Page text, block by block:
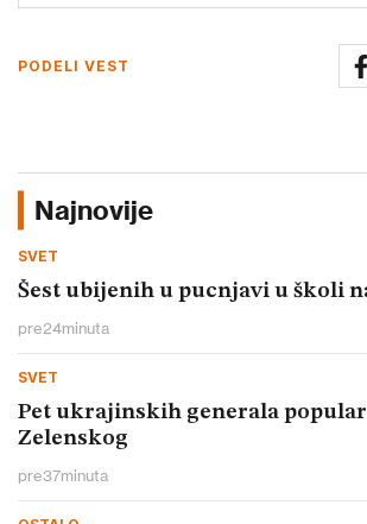
PODELI VEST
Najnovije
SVET
Šest ubijenih u pucnjavi u školi
pre24minuta
SVET
Pet ukrajinskih generala
Zelenskog
pre37minuta